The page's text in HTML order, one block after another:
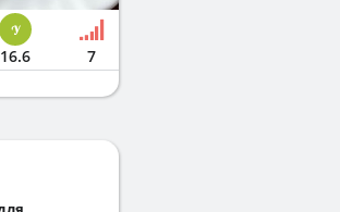
16.6 7